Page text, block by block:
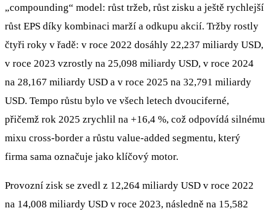
„compounding“ model: růst tržeb, růst zisku a ještě rychlejší
růst EPS díky kombinaci marží a odkupu akcií. Tržby rostly
čtyři roky v řadě: v roce 2022 dosáhly 22,237 miliardy USD,
v roce 2023 vzrostly na 25,098 miliardy USD, v roce 2024
na 28,167 miliardy USD a v roce 2025 na 32,791 miliardy
USD. Tempo růstu bylo ve všech letech dvouciferné,
přičemž rok 2025 zrychlil na +16,4 %, což odpovídá silnému
mixu cross-border a růstu value-added segmentu, který
firma sama označuje jako klíčový motor.
Provozní zisk se zvedl z 12,264 miliardy USD v roce 2022
na 14,008 miliardy USD v roce 2023, následně na 15,582